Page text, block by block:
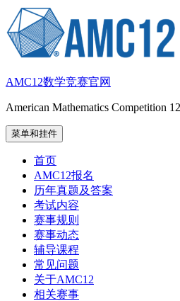
至
内
AMC12数学竞赛官网
American Mathematics Competition 12
菜单和挂件
首页
AMC12报名
历年真题及答案
考试内容
赛事规则
赛事动态
辅导课程
常见问题
关于AMC12
相关赛事